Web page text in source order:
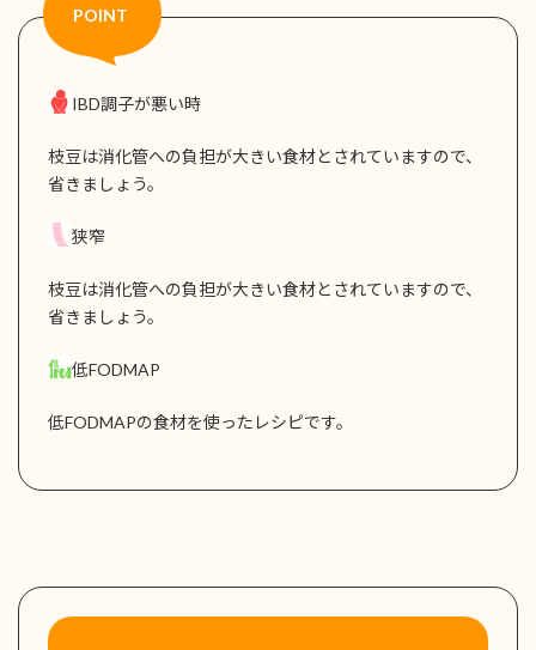
IBD調子が悪い時
枝豆は消化管への負担が大きい食材とされていますので、
省きましょう。
狭窄
枝豆は消化管への負担が大きい食材とされていますので、
省きましょう。
低FODMAP
低FODMAPの食材を使ったレシピです。